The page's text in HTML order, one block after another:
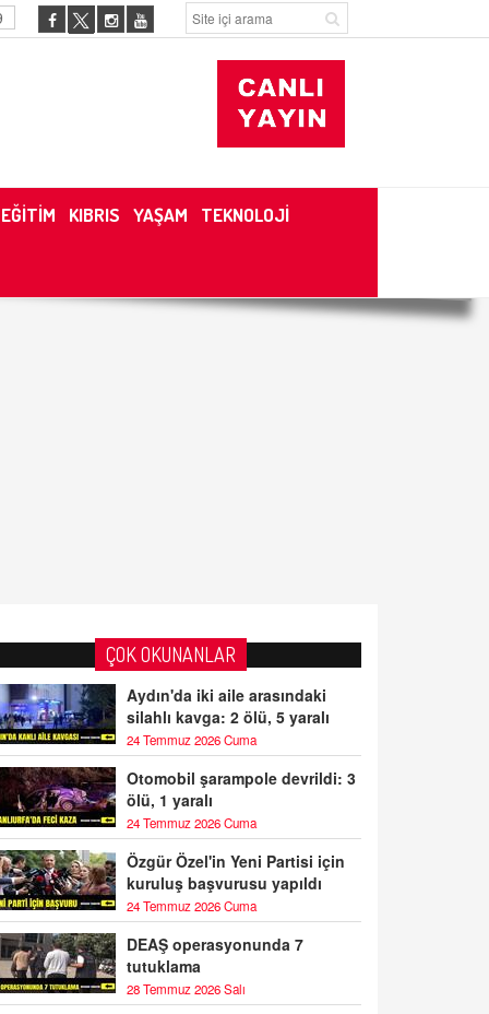
EĞİTİM KIBRIS YAŞAM TEKNOLOJİ
ÇOK OKUNANLAR
Aydın'da iki aile arasındaki
silahlı kavga: 2 ölü, 5 yaralı
24 Temmuz 2026 Cuma
Otomobil şarampole devrildi: 3
ölü, 1 yaralı
24 Temmuz 2026 Cuma
Özgür Özel'in Yeni Partisi için
kuruluş başvurusu yapıldı
24 Temmuz 2026 Cuma
DEAŞ operasyonunda 7
tutuklama
28 Temmuz 2026 Salı